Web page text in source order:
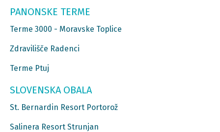
PANONSKE TERME
Terme 3000 - Moravske Toplice
Zdravilišče Radenci
Terme Ptuj
SLOVENSKA OBALA
St. Bernardin Resort Portorož
Salinera Resort Strunjan